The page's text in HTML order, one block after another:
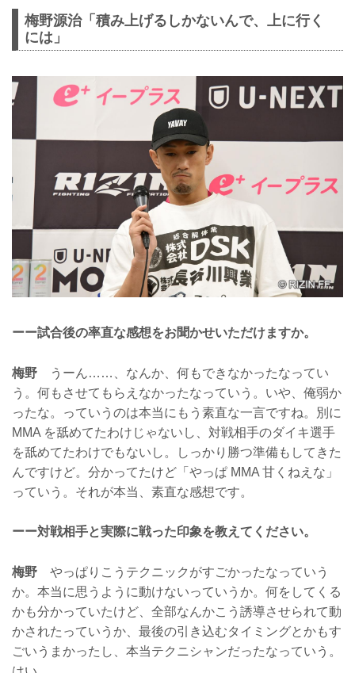
梅野源治「積み上げるしかないんで、上に行く
には」
ーー試合後の率直な感想をお聞かせいただけますか。
梅野 うーん……、なんか、何もできなかったなってい
う。何もさせてもらえなかったなっていう。いや、俺弱か
ったな。っていうのは本当にもう素直な一言ですね。別に
MMA を舐めてたわけじゃないし、対戦相手のダイキ選手
を舐めてたわけでもないし。しっかり勝つ準備もしてきた
んですけど。分かってたけど「やっぱ MMA 甘くねえな」
っていう。それが本当、素直な感想です。
ーー対戦相手と実際に戦った印象を教えてください。
梅野 やっぱりこうテクニックがすごかったなっていう
か。本当に思うように動けないっていうか。何をしてくる
かも分かっていたけど、全部なんかこう誘導させられて動
かされたっていうか、最後の引き込むタイミングとかもす
ごいうまかったし、本当テクニシャンだったなっていう。